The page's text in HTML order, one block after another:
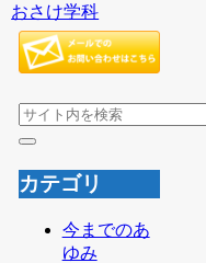
おさけ学科
カテゴリ
今までのあ
ゆみ